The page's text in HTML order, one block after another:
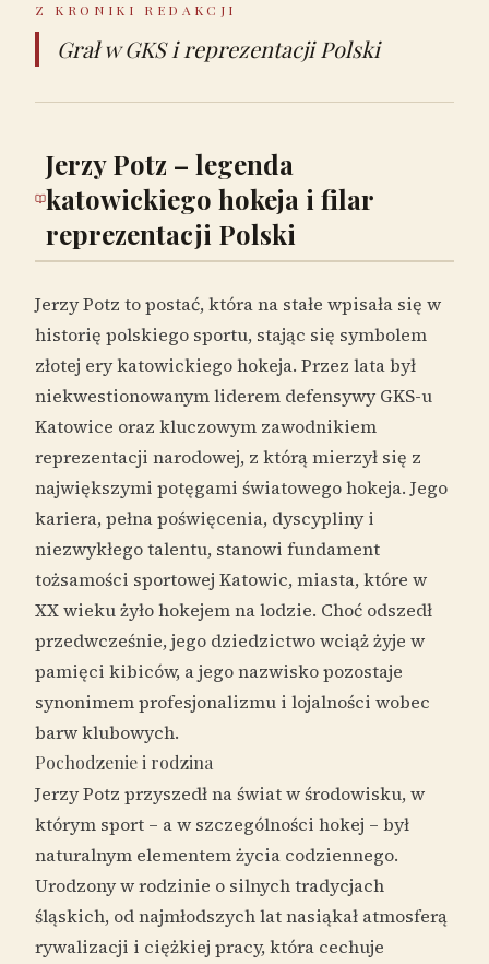
Z KRONIKI REDAKCJI
Grał w GKS i reprezentacji Polski
Jerzy Potz – legenda
katowickiego hokeja i filar
reprezentacji Polski
Jerzy Potz to postać, która na stałe wpisała się w
historię polskiego sportu, stając się symbolem
złotej ery katowickiego hokeja. Przez lata był
niekwestionowanym liderem defensywy GKS-u
Katowice oraz kluczowym zawodnikiem
reprezentacji narodowej, z którą mierzył się z
największymi potęgami światowego hokeja. Jego
kariera, pełna poświęcenia, dyscypliny i
niezwykłego talentu, stanowi fundament
tożsamości sportowej Katowic, miasta, które w
XX wieku żyło hokejem na lodzie. Choć odszedł
przedwcześnie, jego dziedzictwo wciąż żyje w
pamięci kibiców, a jego nazwisko pozostaje
synonimem profesjonalizmu i lojalności wobec
barw klubowych.
Pochodzenie i rodzina
Jerzy Potz przyszedł na świat w środowisku, w
którym sport – a w szczególności hokej – był
naturalnym elementem życia codziennego.
Urodzony w rodzinie o silnych tradycjach
śląskich, od najmłodszych lat nasiąkał atmosferą
rywalizacji i ciężkiej pracy, która cechuje